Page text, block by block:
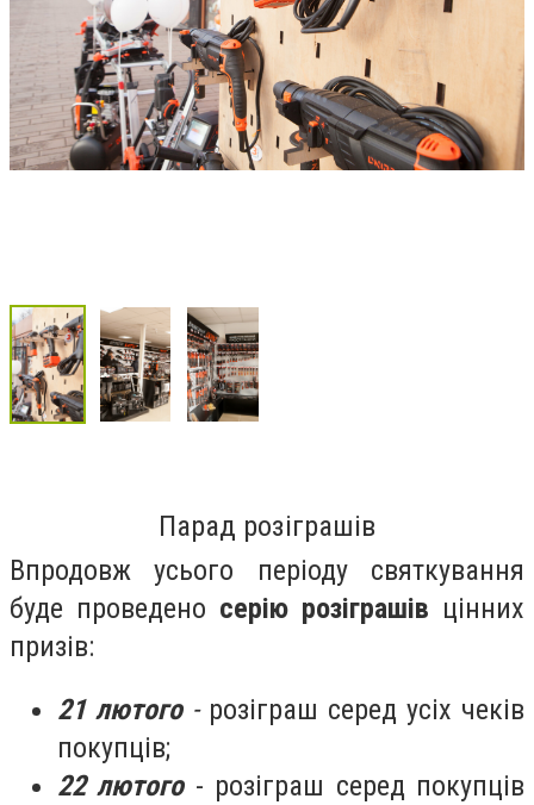
Парад розіграшів
Впродовж усього періоду святкування
буде проведено серію розіграшів цінних
призів:
21лютого-розіграш серед усіх чеків
покупців;
22лютого- розіграш серед покупців